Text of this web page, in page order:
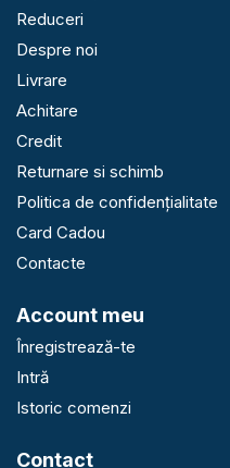
Reduceri
Despre noi
Livrare
Achitare
Credit
Returnare si schimb
Politica de confidențialitate
Card Cadou
Contacte
Account meu
Înregistrează-te
Intră
Istoric comenzi
Contact